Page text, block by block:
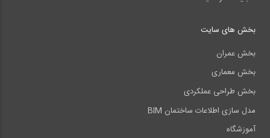
بخش های سایت
بخش عمران
بخش معماری
بخش طراحی عملکردی
مدل سازی اطلاعات ساختمان BIM
آموزشگاه